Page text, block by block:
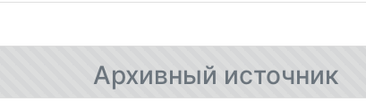
Архивный источник